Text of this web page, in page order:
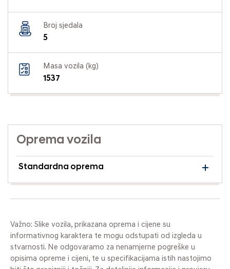
Broj sjedala
5
Masa vozila (kg)
1537
Oprema vozila
Standardna oprema
Važno: Slike vozila, prikazana oprema i cijene su
informativnog karaktera te mogu odstupati od izgleda u
stvarnosti. Ne odgovaramo za nenamjerne pogreške u
opisima opreme i cijeni, te u specifikacijama istih nastojimo